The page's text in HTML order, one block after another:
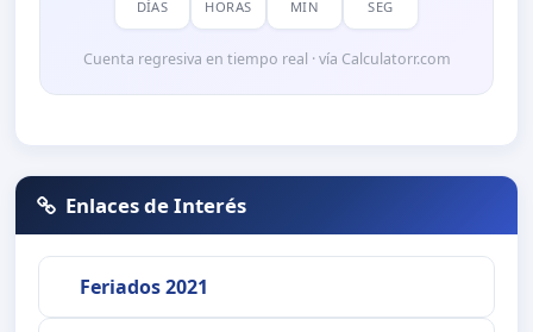
DÍAS HORAS MIN SEG
Cuenta regresiva en tiempo real · vía Calculatorr.com
Enlaces de Interés
Feriados 2021